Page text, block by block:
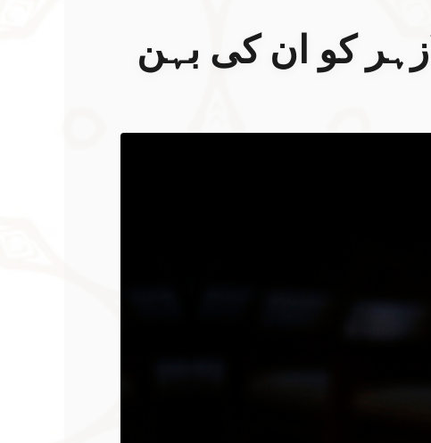
کو ان کی بہن